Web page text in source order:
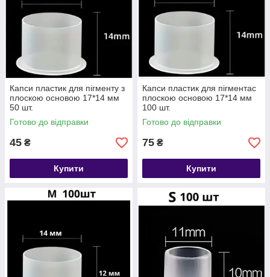
Капси пластик для пігменту з
плоскою основою 17*14 мм
50 шт.
Готово до відправки
45 ₴
Купити
Капси пластик для пігментас
плоскою основою 17*14 мм
100 шт.
Готово до відправки
75 ₴
Купити